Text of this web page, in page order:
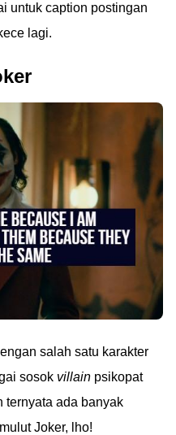
untuk caption postingan
lagi.
salah satu karakter
sosok villain psikopat
ternyata ada banyak
Joker, lho!